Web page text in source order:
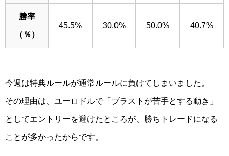
勝率
（％）
45.5% 30.0% 50.0% 40.7%
今週は特典ルールが通常ルールに負けてしまいました。
その理由は、ユーロドルで「ブラストが苦手とする動き」
としてエントリーを避けたところが、勝ちトレードになる
ことが多かったからです。